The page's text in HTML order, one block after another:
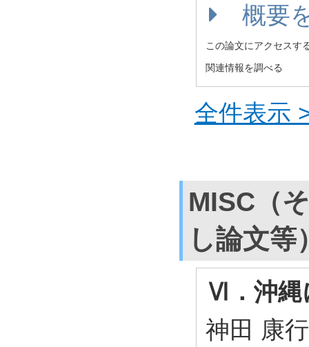
概要
この論文にアクセスす
関連情報を調べる
全件表示
MISC（
し論文等
Ⅵ．沖縄
神田 康行